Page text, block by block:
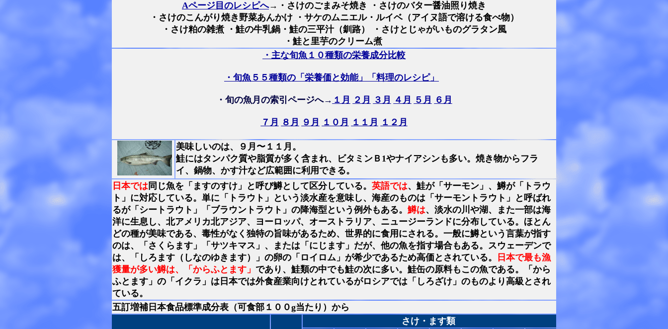
Aページ目のレシピへ→・さけのごまみそ焼き ・さけのバター醤油照り焼き
・さけのこんがり焼き野菜あんかけ ・サケのムニエル・ルイベ（アイヌ語で溶ける食べ物）
・さけ粕の雑煮 ・鮭の牛乳鍋・鮭の三平汁（釧路） ・さけとじゃがいものグラタン風
・鮭と里芋のクリーム煮
・主な旬魚１０種類の栄養成分比較
・旬魚５５種類の「栄養価と効能」「料理のレシピ」
・旬の魚月の索引ページへ→ １月 ２月 ３月 ４月 ５月 ６月
７月 ８月 ９月 １０月 １１月 １２月
美味しいのは、９月〜１１月。
鮭にはタンパク質や脂質が多く含まれ、ビタミンＢ1やナイアシンも多い。焼き物からフラ
イ、鍋物、かす汁など広範囲に利用できる。
日本では 同じ魚を「ますのすけ」と呼び鱒として区分している。 英語では、鮭が「サーモン」、鱒が「トラウ
ト」に対応している。単に「トラウト」という淡水産を意味し、海産のものは「サーモントラウト」と呼ばれ
るが「シートラウト」「ブラウントラウト」の降海型という例外もある。 鱒は、淡水の川や湖、また一部は海
洋に生息し、北アメリカ北アジア、ヨーロッパ、オーストラリア、ニュージーランドに分布している。ほとん
どの種が美味である、毒性がなく独特の旨味があるため、世界的に食用にされる。一般に鱒という言葉が指す
のは、「さくらます」「サツキマス」、または「にじます」だが、他の魚を指す場合もある。スウェーデンで
は、「しろます（しなのゆきます）」の卵の「ロイロム」が希少であるため高価とされている。
日本で最も漁
獲量が多い鱒は、「からふとます」 であり、鮭類の中でも鮭の次に多い。鮭缶の原料もこの魚である。「から
ふとます」の「イクラ」は日本では外食産業向けとれているがロシアでは「しろざけ」のものより高級とされ
ている。
五訂増補日本食品標準成分表（可食部１００g当たり）から
さけ・ます類